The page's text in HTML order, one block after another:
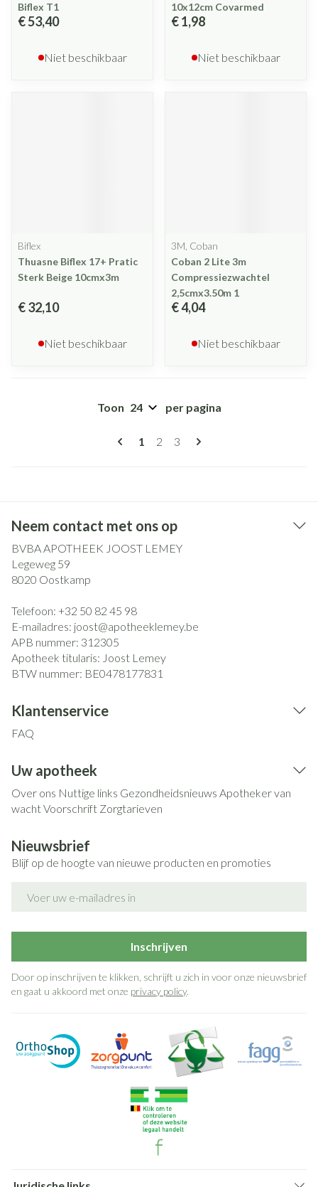
Biflex T1
€ 53,40
Niet beschikbaar
10x12cm Covarmed
€ 1,98
Niet beschikbaar
Biflex
Thuasne Biflex 17+ Pratic
Sterk Beige 10cmx3m
€ 32,10
Niet beschikbaar
3M, Coban
Coban 2 Lite 3m
Compressiezwachtel
2,5cmx3.50m 1
€ 4,04
Niet beschikbaar
Pagina's
U lees momenteel pagina
1 Pagina
2 Pagina
3
Toon per pagina
Neem contact met ons op
BVBA APOTHEEK JOOST LEMEY
Legeweg 59
8020 Oostkamp
Telefoon: +32 50 82 45 98
E-mailadres: joost@apotheeklemey.be
APB nummer: 312305
Apotheek titularis: Joost Lemey
BTW nummer: BE0478177831
Klantenservice
FAQ
Uw apotheek
Over ons Nuttige links Gezondheidsnieuws Apotheker van
wachtVoorschrift Zorgtarieven
Nieuwsbrief
Blijf op de hoogte van nieuwe producten en promoties
Inschrijven
Door op inschrijven te klikken, schrijft u zich in voor onze nieuwsbrief
en gaat u akkoord met onze privacy policy.